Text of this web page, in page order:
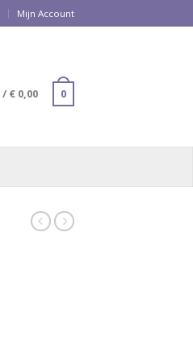
Mijn Account
/ € 0,00 0